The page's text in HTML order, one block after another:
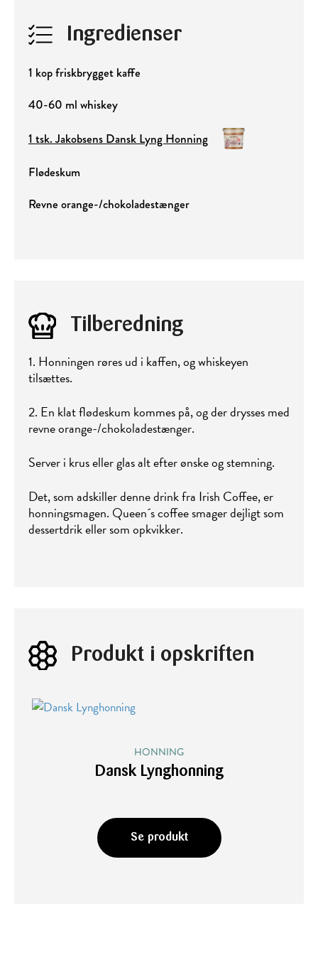
Ingredienser
1 kop friskbrygget kaffe
40-60 ml whiskey
1 tsk. Jakobsens Dansk Lyng Honning
Flødeskum
Revne orange-/chokoladestænger
Tilberedning
1. Honningen røres ud i kaffen, og whiskeyen
tilsættes.
2. En klat flødeskum kommes på, og der drysses med
revne orange-/chokoladestænger.
Server i krus eller glas alt efter ønske og stemning.
Det, som adskiller denne drink fra Irish Coffee, er
honningsmagen. Queen´s coffee smager dejligt som
dessertdrik eller som opkvikker.
Produkt i opskriften
HONNING
Dansk Lynghonning
Se produkt